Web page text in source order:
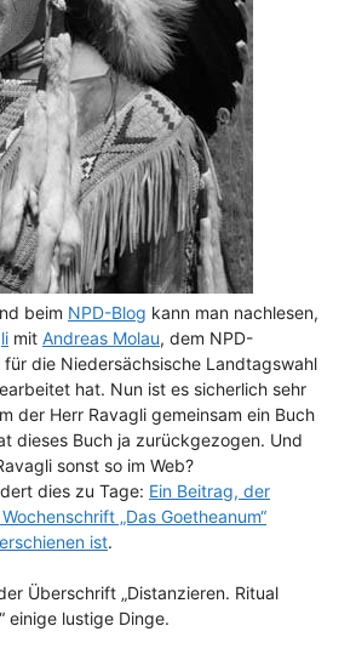
beim NPD-Blog kann man nachlesen,
mit Andreas Molau, dem NPD-
die Niedersächsische Landtagswahl
hat. Nun ist es sicherlich sehr
der Herr Ravagli gemeinsam ein Buch
dieses Buch ja zurückgezogen. Und
sonst so im Web?
dies zu Tage: Ein Beitrag, der
„Das Goetheanum“
ist.
Überschrift „Distanzieren. Ritual
einige lustige Dinge.